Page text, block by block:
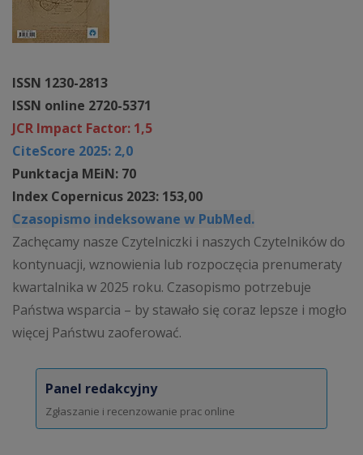
ISSN 1230-2813
ISSN online 2720-5371
JCR Impact Factor: 1,5
CiteScore 2025: 2,0
Punktacja MEiN: 70
Index Copernicus 2023: 153,00
Czasopismo indeksowane w PubMed.
Zachęcamy nasze Czytelniczki i naszych Czytelników do
kontynuacji, wznowienia lub rozpoczęcia prenumeraty
kwartalnika w 2025 roku. Czasopismo potrzebuje
Państwa wsparcia – by stawało się coraz lepsze i mogło
więcej Państwu zaoferować.
Panel redakcyjny
Zgłaszanie i recenzowanie prac online